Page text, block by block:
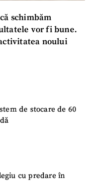
schimbăm
vor fi bune.
noului
de stocare de 60
cu predare în